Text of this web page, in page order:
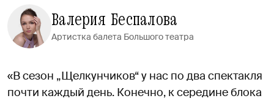
Валерия Беспалова
Артистка балета Большого театра
«В сезон „Щелкунчиков“ у нас по два спектакля
почти каждый день. Конечно, к середине блока